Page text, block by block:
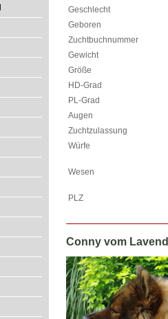
Geschlecht
Geboren
Zuchtbuchnummer
Gewicht
Größe
HD-Grad
PL-Grad
Augen
Zuchtzulassung
Würfe
Wesen
PLZ
Conny vom